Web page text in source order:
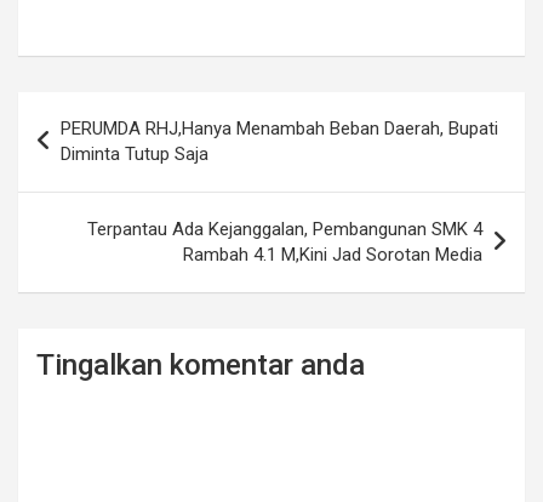
navigation
PERUMDA RHJ,Hanya Menambah Beban Daerah, Bupati
Diminta Tutup Saja
Terpantau Ada Kejanggalan, Pembangunan SMK 4
Rambah 4.1 M,Kini Jad Sorotan Media
Tingalkan komentar anda